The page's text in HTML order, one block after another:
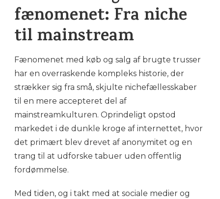
fænomenet: Fra niche
til mainstream
Fænomenet med køb og salg af brugte trusser
har en overraskende kompleks historie, der
strækker sig fra små, skjulte nichefællesskaber
til en mere accepteret del af
mainstreamkulturen. Oprindeligt opstod
markedet i de dunkle kroge af internettet, hvor
det primært blev drevet af anonymitet og en
trang til at udforske tabuer uden offentlig
fordømmelse.
Med tiden, og i takt med at sociale medier og